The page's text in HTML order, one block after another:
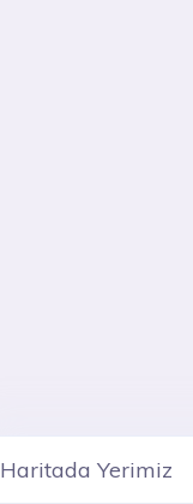
Haritada Yerimiz